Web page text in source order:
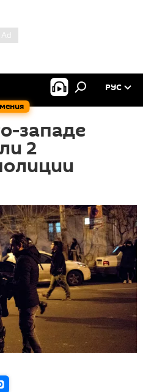
РУС
западе
2